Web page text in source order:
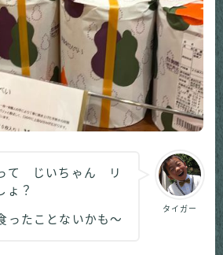
タイガー
て じいちゃん リ
ょ？
たことないかも～